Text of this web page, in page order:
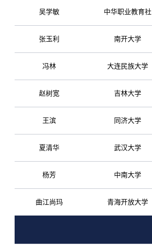
吴学敏 中华职业教育社
张玉利 南开大学
冯林 大连民族大学
赵树宽 吉林大学
王滨 同济大学
夏清华 武汉大学
杨芳 中南大学
曲江尚玛 青海开放大学